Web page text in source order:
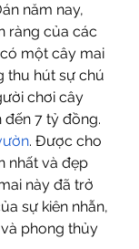
năm nay,
ràng của các
một cây mai
thu hút sự chú
chơi cây
. Được cho
nhất và đẹp
này đã trở
sự kiên nhẫn,
phong thủy